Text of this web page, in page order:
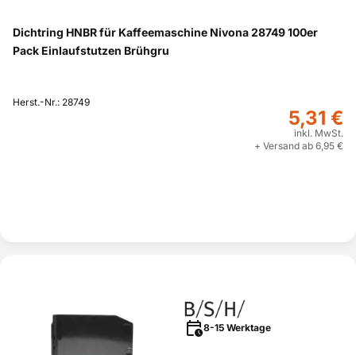
Dichtring HNBR für Kaffeemaschine Nivona 28749 100er
Pack Einlaufstutzen Brühgru
Herst.-Nr.: 28749
5,31 €
inkl. MwSt.
+ Versand ab 6,95 €
8-15 Werktage